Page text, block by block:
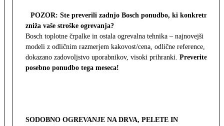
POZOR: Ste preverili zadnjo Bosch ponudbo, ki konkretno
zniža vaše stroške ogrevanja?
Bosch toplotne črpalke in ostala ogrevalna tehnika – najnovejši
modeli z odličnim razmerjem kakovost/cena, odlične reference,
dokazano zadovoljstvo uporabnikov, visoki prihranki. Preverite
posebno ponudbo tega meseca!
SODOBNO OGREVANJE NA DRVA, PELETE IN